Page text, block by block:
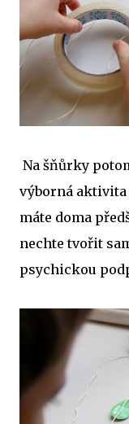
Na šňůrky
výborná
máte doma
nechte tvořit
psychickou